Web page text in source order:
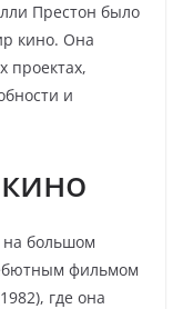
Престон было
кино. Она
проектах,
и
на большом
фильмом
где она